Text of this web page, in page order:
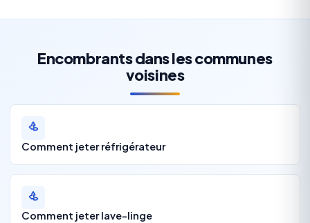
Encombrants dans les communes
voisines
Comment jeter réfrigérateur
Comment jeter lave-linge